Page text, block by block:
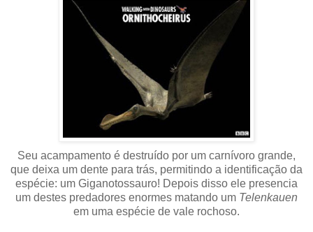
Seu acampamento é destruído por um carnívoro grande,
que deixa um dente para trás, permitindo a identificação da
espécie: um Giganotossauro! Depois disso ele presencia
um destes predadores enormes matando um Telenkauen
em uma espécie de vale rochoso.